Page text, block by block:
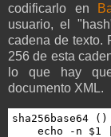
codificarlo en
usuario, el
cadena de texto.
256 de esta
lo que hay
documento XML.
sha256base64